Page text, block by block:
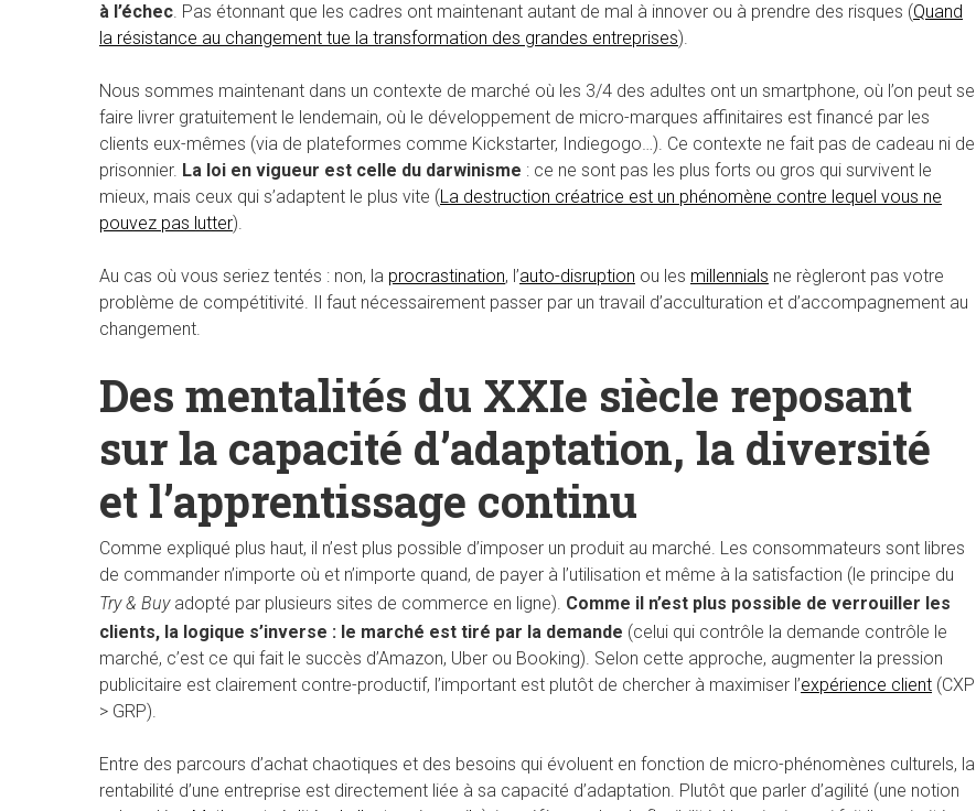
à l’échec. Pas étonnant que les cadres ont maintenant autant de mal à innover ou à prendre des risques (Quand
la résistance au changement tue la transformation des grandes entreprises).
Nous sommes maintenant dans un contexte de marché où les 3/4 des adultes ont un smartphone, où l’on peut se
faire livrer gratuitement le lendemain, où le développement de micro-marques affinitaires est financé par les
clients eux-mêmes (via de plateformes comme Kickstarter, Indiegogo…). Ce contexte ne fait pas de cadeau ni de
prisonnier. La loi en vigueur est celle du darwinisme : ce ne sont pas les plus forts ou gros qui survivent le
mieux, mais ceux qui s’adaptent le plus vite (La destruction créatrice est un phénomène contre lequel vous ne
pouvez pas lutter).
Au cas où vous seriez tentés : non, la procrastination, l’auto-disruption ou les millennials ne règleront pas votre
problème de compétitivité. Il faut nécessairement passer par un travail d’acculturation et d’accompagnement au
changement.
Des mentalités du XXIe siècle reposant
sur la capacité d’adaptation, la diversité
et l’apprentissage continu
Comme expliqué plus haut, il n’est plus possible d’imposer un produit au marché. Les consommateurs sont libres
de commander n’importe où et n’importe quand, de payer à l’utilisation et même à la satisfaction (le principe du
Try & Buyadopté par plusieurs sites de commerce en ligne). Comme il n’est plus possible de verrouiller les
clients, la logique s’inverse : le marché est tiré par la demande (celui qui contrôle la demande contrôle le
marché, c’est ce qui fait le succès d’Amazon, Uber ou Booking). Selon cette approche, augmenter la pression
publicitaire est clairement contre-productif, l’important est plutôt de chercher à maximiser l’expérience client (CXP
> GRP).
Entre des parcours d’achat chaotiques et des besoins qui évoluent en fonction de micro-phénomènes culturels, la
rentabilité d’une entreprise est directement liée à sa capacité d’adaptation. Plutôt que parler d’agilité (une notion